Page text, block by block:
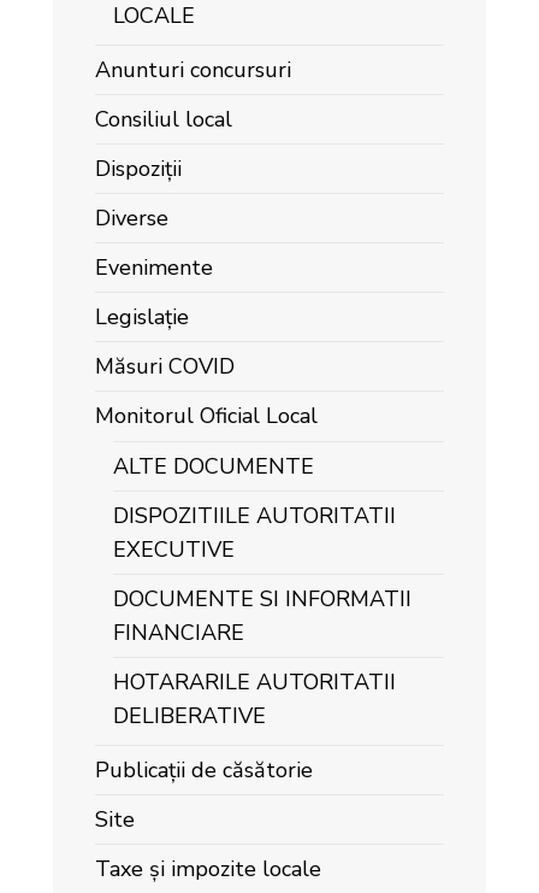
LOCALE
Anunturi concursuri
Consiliul local
Dispoziții
Diverse
Evenimente
Legislație
Măsuri COVID
Monitorul Oficial Local
ALTE DOCUMENTE
DISPOZITIILE AUTORITATII
EXECUTIVE
DOCUMENTE SI INFORMATII
FINANCIARE
HOTARARILE AUTORITATII
DELIBERATIVE
Publicații de căsătorie
Site
Taxe și impozite locale